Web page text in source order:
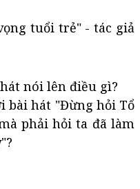
tuổi trẻ" - tác giả
nói lên điều gì?
bài hát "Đừng hỏi Tổ
phải hỏi ta đã làm